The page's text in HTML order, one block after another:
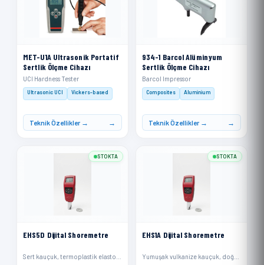
MET-U1A Ultrasonik Portatif
Sertlik Ölçme Cihazı
UCI Hardness Tester
Ultrasonic UCI Vickers-based
Teknik Özellikler →
934-1 Barcol Alüminyum
Sertlik Ölçme Cihazı
Barcol Impressor
Composites Aluminium
Teknik Özellikler →
EHS5D Dijital Shoremetre
STOKTA
EHS1A Dijital Shoremetre
STOKTA